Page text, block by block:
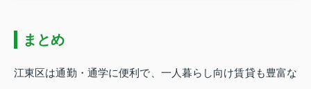
まとめ
江東区は通勤・通学に便利で、一人暮らし向け賃貸も豊富な